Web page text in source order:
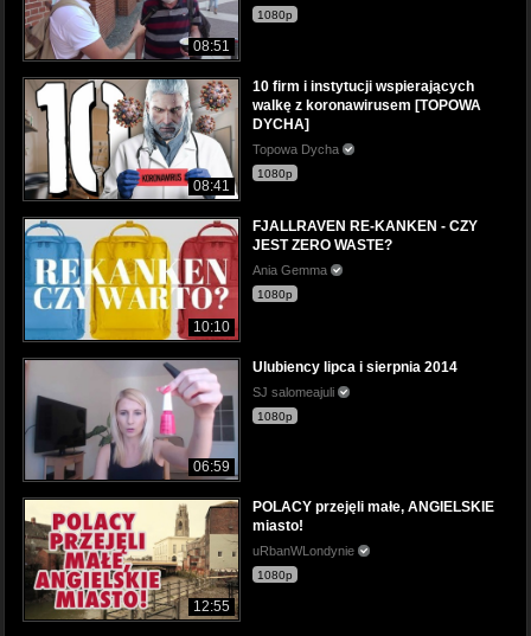
08:51
1080p
08:41
10 firm i instytucji wspierających
walkę z koronawirusem [TOPOWA
DYCHA]
Topowa Dycha
1080p
10:10
FJALLRAVEN RE-KANKEN - CZY
JEST ZERO WASTE?
Ania Gemma
1080p
06:59
Ulubiency lipca i sierpnia 2014
SJ salomeajuli
1080p
12:55
POLACY przejęli małe, ANGIELSKIE
miasto!
uRbanWLondynie
1080p